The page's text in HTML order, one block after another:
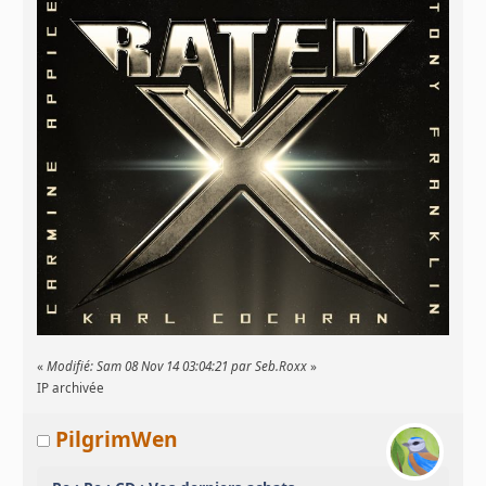
«Modifié: Sam 08 Nov 14 03:04:21 par Seb.Roxx »
IP archivée
PilgrimWen